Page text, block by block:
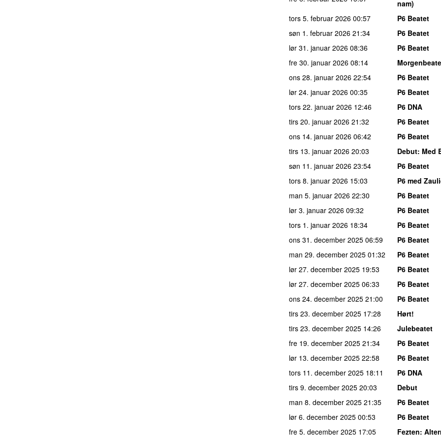
nam)
tors 5. februar 2026 00:57
P6 Beatet
søn 1. februar 2026 21:34
P6 Beatet
lør 31. januar 2026 08:36
P6 Beatet
fre 30. januar 2026 08:14
ons 28. januar 2026 22:54
P6 Beatet
lør 24. januar 2026 00:35
P6 Beatet
tors 22. januar 2026 12:46
P6 DNA
tirs 20. januar 2026 21:32
P6 Beatet
ons 14. januar 2026 06:42
P6 Beatet
tirs 13. januar 2026 20:03 Debut: Med
søn 11. januar 2026 23:54
P6 Beatet
tors 8. januar 2026 15:03
P6 med
man 5. januar 2026 22:30
P6 Beatet
lør 3. januar 2026 09:32
P6 Beatet
tors 1. januar 2026 18:34
P6 Beatet
ons 31. december 2025 06:59
P6 Beatet
man 29. december 2025 01:32
P6 Beatet
lør 27. december 2025 19:53
P6 Beatet
lør 27. december 2025 06:33
P6 Beatet
ons 24. december 2025 21:00
P6 Beatet
tirs 23. december 2025 17:28
Hørt!
tirs 23. december 2025 14:26
Julebeatet
fre 19. december 2025 21:34
P6 Beatet
lør 13. december 2025 22:58
P6 Beatet
tors 11. december 2025 18:11
P6 DNA
tirs 9. december 2025 20:03
Debut
man 8. december 2025 21:35
P6 Beatet
lør 6. december 2025 00:53
P6 Beatet
fre 5. december 2025 17:05 Fezten: